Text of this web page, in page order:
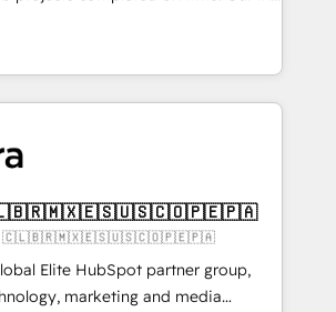
ISO 27001 certified, reinforcing
to data security and compliance. At
CRM architects, experts,
and marketers handles all
global clients ✨
migrations from 15+ different CRMs
and 5,000+ pages ✨ CS: Clients
growth & +751% new visitors for a
project ✨ CS: 415% conversion
site Recognized leaders:
Migration Impact Award 🏆
🇨🇱🇧🇷🇲🇽🇪🇸🇺🇸🇨🇴🇵🇪🇵🇦
🦓 🇨🇱🇧🇷🇲🇽🇪🇸🇺🇸🇨🇴🇵🇪🇵🇦
Elite HubSpot partner group,
marketing and media